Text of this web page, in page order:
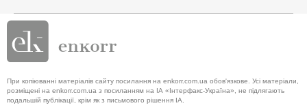
При копіюванні матеріалів сайту посилання на enkorr.com.ua обов'язкове. Усі матеріали,
розміщені на enkorr.com.ua з посиланням на ІА «Інтерфакс-Україна», не підлягають
подальшій публікації, крім як з письмового рішення ІА.